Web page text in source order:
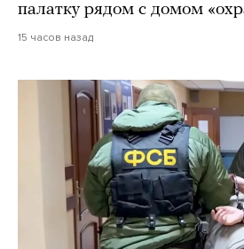
палатку рядом с домом
15 часов назад